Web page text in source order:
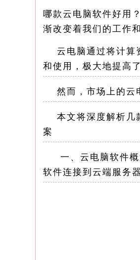
哪款云电脑软件好用
渐改变着我们的工作
云电脑通过将计算
和使用，极大地提高
然而，市场上的云
本文将深度解析几
案
一、云电脑软件概
软件连接到云端服务
2.灵活性：用户无